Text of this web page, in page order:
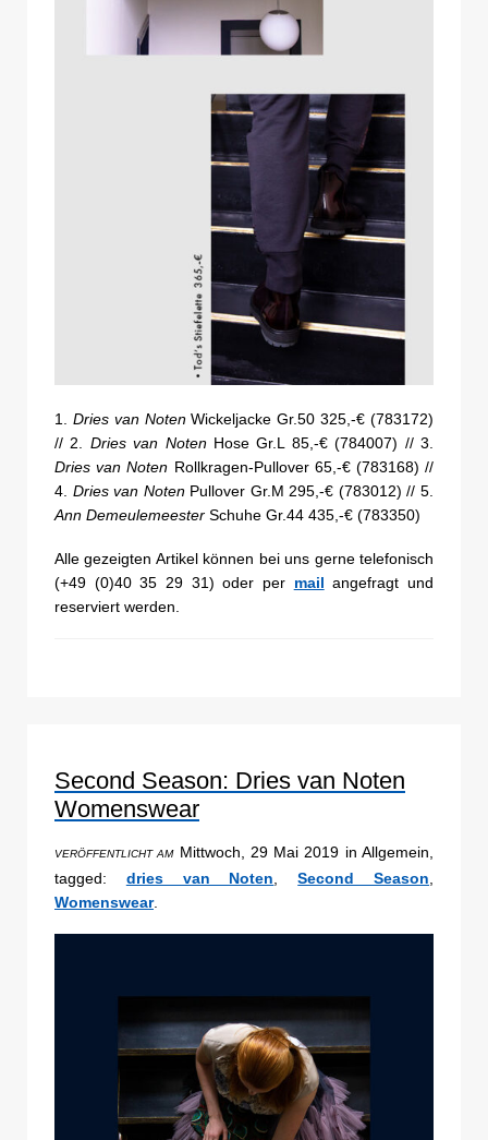
1. Dries van NotenWickeljacke Gr.50 325,-€ (783172)
// 2. Dries van NotenHose Gr.L 85,-€ (784007) // 3.
Dries van Noten Rollkragen-Pullover 65,-€ (783168) //
4. Dries van NotenPullover Gr.M 295,-€ (783012) // 5.
Ann Demeulemeester Schuhe Gr.44 435,-€ (783350)
Alle gezeigten Artikel können bei uns gerne telefonisch
(+49 (0)40 35 29 31) oder per mail angefragt und
reserviert werden.
Second Season: Dries van Noten
Womenswear
VERÖFFENTLICHT AMMittwoch, 29 Mai 2019 in Allgemein,
tagged: dries van Noten ,Second Season
Womenswear.